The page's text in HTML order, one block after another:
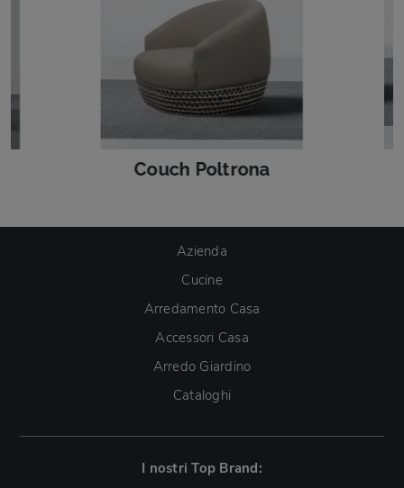
Couch Poltrona
Azienda
Cucine
Arredamento Casa
Accessori Casa
Arredo Giardino
Cataloghi
I nostri Top Brand: